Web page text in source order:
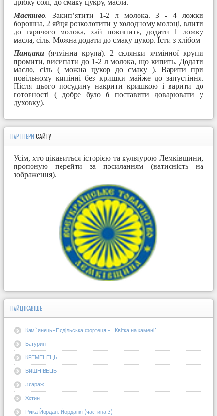
дрібку солі, до смаку цукру, масла.
Мастиво. Закип’ятити 1-2 л молока. 3 - 4 ложки
борошна, 2 яйця розколотити у холодному молоці, влити
до гарячого молока, хай покипить, додати 1 ложку
масла, сіль. Можна додати до смаку цукор. Їсти з хлібом.
Панцаки (ячмінна крупа). 2 склянки ячмінної крупи
промити, висипати до 1-2 л молока, що кипить. Додати
масло, сіль ( можна цукор до смаку ). Варити при
повільному кипінні без кришки майже до запустіння.
Після цього посудину накрити кришкою і варити до
готовності ( добре було б поставити доварювати у
духовку).
ПАРТНЕРИ САЙТУ
Усім, хто цікавиться історією та культурою Лемківщини,
пропоную перейти за посиланням (натисність на
зображення).
НАЙЦІКАВІШЕ
Кам`янець-Подільська фортеця - "Квітка на камені"
Батурин
КРЕМЕНЕЦЬ
ВИШНІВЕЦЬ
Збараж
Хотин
Річка Йордан. Йорданія (частина 3)